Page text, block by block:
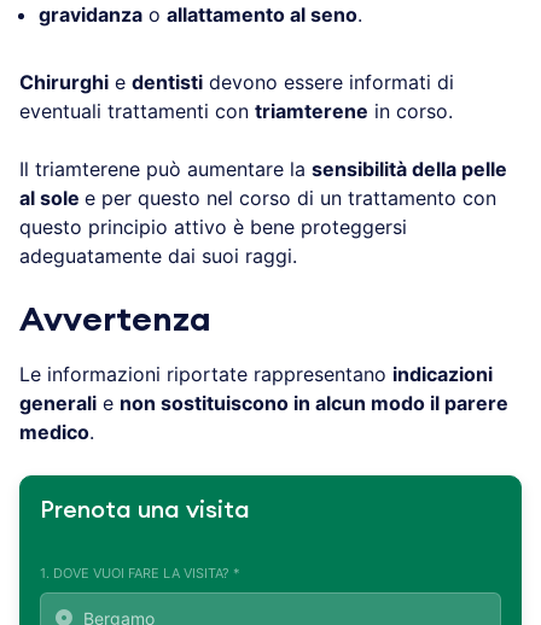
gravidanza o allattamento al seno.
Chirurghi e dentisti devono essere informati di
eventuali trattamenti con triamterene in corso.
Il triamterene può aumentare la sensibilità della pelle
al sole e per questo nel corso di un trattamento con
questo principio attivo è bene proteggersi
adeguatamente dai suoi raggi.
Avvertenza
Le informazioni riportate rappresentano indicazioni
generali e non sostituiscono in alcun modo il parere
medico.
Prenota una visita
1. DOVE VUOI FARE LA VISITA? *